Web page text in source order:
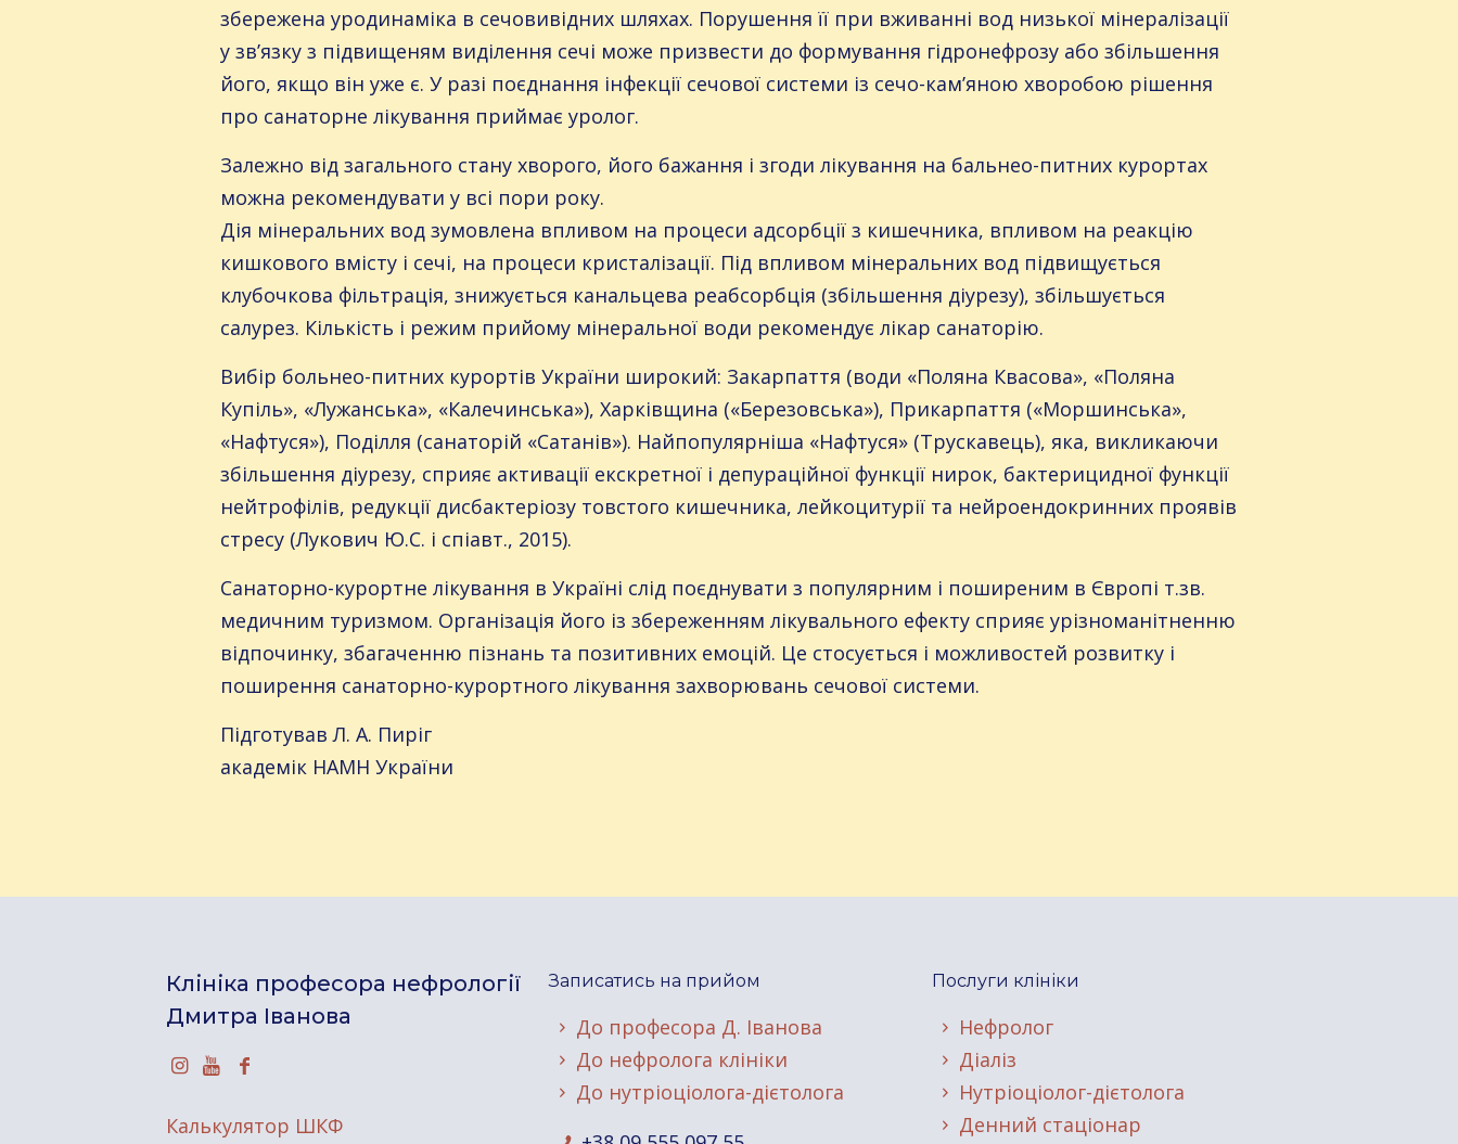
збережена уродинаміка в сечовивідних шляхах. Порушення її при вживанні вод низької мінералізації
у зв’язку з підвищеням виділення сечі може призвести до формування гідронефрозу або збільшення
його, якщо він уже є. У разі поєднання інфекції сечової системи із сечо-кам’яною хворобою рішення
про санаторне лікування приймає уролог.
Залежно від загального стану хворого, його бажання і згоди лікування на бальнео-питних курортах
можна рекомендувати у всі пори року.
Дія мінеральних вод зумовлена впливом на процеси адсорбції з кишечника, впливом на реакцію
кишкового вмісту і сечі, на процеси кристалізації. Під впливом мінеральних вод підвищується
клубочкова фільтрація, знижується канальцева реабсорбція (збільшення діурезу), збільшується
салурез. Кількість і режим прийому мінеральної води рекомендує лікар санаторію.
Вибір больнео-питних курортів України широкий: Закарпаття (води «Поляна Квасова», «Поляна
Купіль», «Лужанська», «Калечинська»), Харківщина («Березовська»), Прикарпаття («Моршинська»,
«Нафтуся»), Поділля (санаторій «Сатанів»). Найпопулярніша «Нафтуся» (Трускавець), яка, викликаючи
збільшення діурезу, сприяє активації екскретної і депураційної функції нирок, бактерицидної функції
нейтрофілів, редукції дисбактеріозу товстого кишечника, лейкоцитурії та нейроендокринних проявів
стресу (Лукович Ю.С. і спіавт., 2015).
Санаторно-курортне лікування в Україні слід поєднувати з популярним і поширеним в Європі т.зв.
медичним туризмом. Організація його із збереженням лікувального ефекту сприяє урізноманітненню
відпочинку, збагаченню пізнань та позитивних емоцій. Це стосується і можливостей розвитку і
поширення санаторно-курортного лікування захворювань сечової системи.
Підготував Л. А. Пиріг
академік НАМН України
Клініка професора нефрології
Дмитра Іванова
Калькулятор ШКФ
Записатись на прийом
До професора Д. Іванова
До нефролога клініки
До нутріоціолога-дієтолога
Послуги клініки
Нефролог
Діаліз
Нутріоціолог-дієтолога
Денний стаціонар